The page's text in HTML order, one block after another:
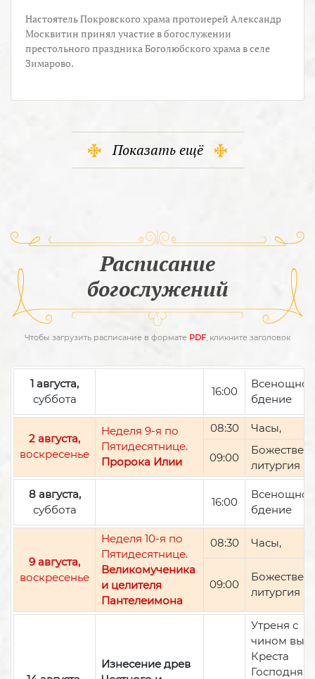
Настоятель Покровского храма протоиерей Александр
Москвитин принял участие в богослужении
престольного праздника Боголюбского храма в селе
Зимарово.
Показать ещё
Расписание
богослужений
Чтобы загрузить расписание в формате PDF, кликните заголовок
1 августа,
суббота
16:00
Всенощное
бдение
2 августа,
воскресенье
Неделя 9-я по
Пятидесятнице.
Пророка Илии
08:30 Часы,
09:00
литургия
8 августа,
суббота
16:00
Всенощное
бдение
9 августа,
воскресенье
Неделя 10-я по
Пятидесятнице.
Великомученика
и целителя
Пантелеимона
08:30 Часы,
09:00
литургия
Изнесение древ
Утреня с
чином
Креста
Господня,